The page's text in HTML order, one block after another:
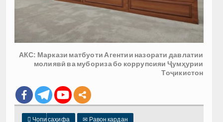
АКС: Маркази матбуоти Агентии назорати давлатии
молиявӣ ва мубориза бо коррупсияи Ҷумҳурии
Тоҷикистон
 Чопи саҳифа ✉ Равон кардан